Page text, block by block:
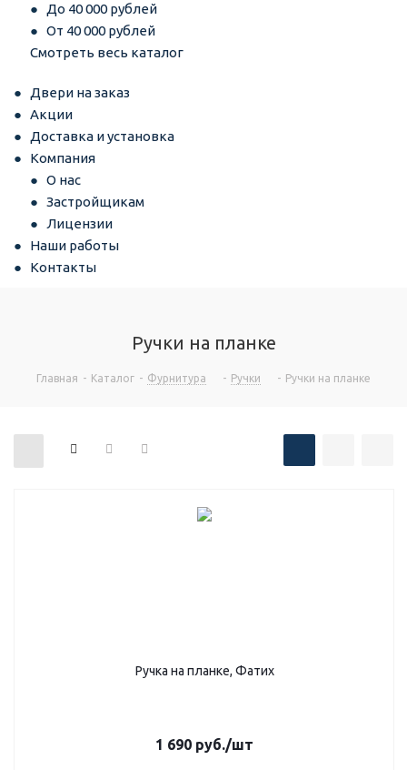
До 40 000 рублей
От 40 000 рублей
Смотреть весь каталог
Двери на заказ
Акции
Доставка и установка
Компания
О нас
Застройщикам
Лицензии
Наши работы
Контакты
Ручки на планке
Главная - Каталог - Фурнитура - Ручки - Ручки на планке
Ручка на планке, Фатих
1 690 руб./шт